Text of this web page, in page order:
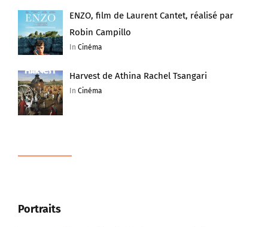
ENZO, film de Laurent Cantet, réalisé par
Robin Campillo
InCinéma
Harvest de Athina Rachel Tsangari
InCinéma
Portraits